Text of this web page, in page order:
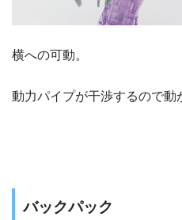
横への可動。
動力パイプが干渉するので動
バックパック